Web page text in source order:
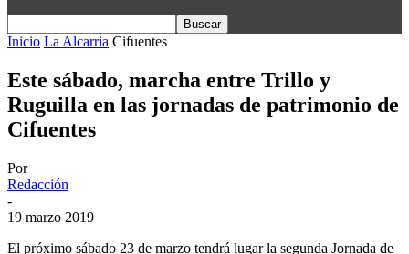
Inicio La Alcarria Cifuentes
Este sábado, marcha entre Trillo y
Ruguilla en las jornadas de patrimonio de
Cifuentes
Por
Redacción
-
19 marzo 2019
El próximo sábado 23 de marzo tendrá lugar la segunda Jornada de